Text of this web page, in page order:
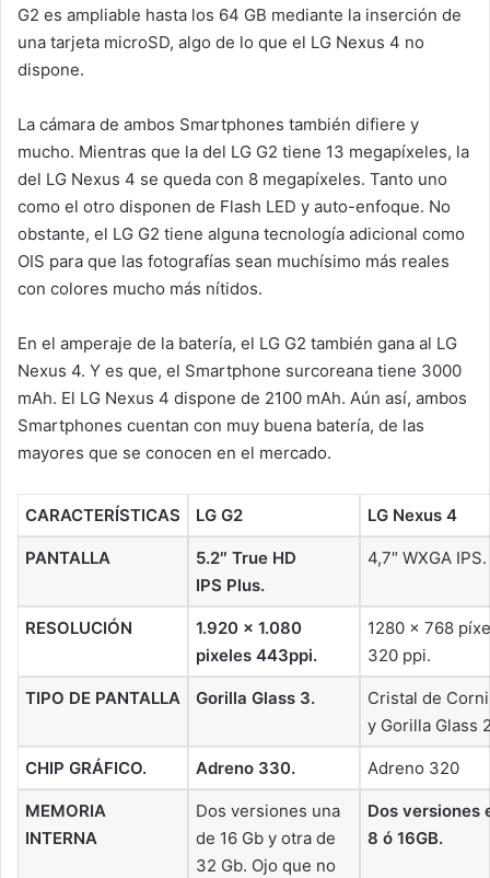
G2 es ampliable hasta los 64 GB mediante la inserción de
una tarjeta microSD, algo de lo que el LG Nexus 4 no
dispone.
La cámara de ambos Smartphones también difiere y
mucho. Mientras que la del LG G2 tiene 13 megapíxeles, la
del LG Nexus 4 se queda con 8 megapíxeles. Tanto uno
como el otro disponen de Flash LED y auto-enfoque. No
obstante, el LG G2 tiene alguna tecnología adicional como
OIS para que las fotografías sean muchísimo más reales
con colores mucho más nítidos.
En el amperaje de la batería, el LG G2 también gana al LG
Nexus 4. Y es que, el Smartphone surcoreana tiene 3000
mAh. El LG Nexus 4 dispone de 2100 mAh. Aún así, ambos
Smartphones cuentan con muy buena batería, de las
mayores que se conocen en el mercado.
CARACTERÍSTICAS LG G2 LG Nexus 4
PANTALLA
5.2″ True HD
IPS Plus.
4,7″ WXGA IPS.
RESOLUCIÓN
1.920 × 1.080
pixeles 443ppi.
1280 x 768
320 ppi.
TIPO DE PANTALLA Gorilla Glass 3.
Cristal de
y Gorilla Glass
CHIP GRÁFICO. Adreno 330. Adreno 320
MEMORIA
INTERNA
Dos versiones una
de 16 Gb y otra de
32 Gb. Ojo que no
Dos versiones
8 ó 16GB.